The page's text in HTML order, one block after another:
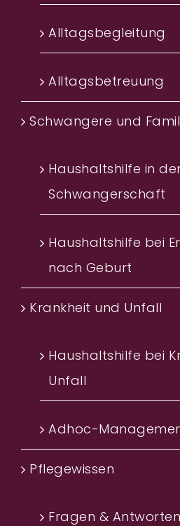
Alltagsbegleitung
Alltagsbetreuung
Schwangere und
Haushaltshilfe in
Schwangerschaft
Haushaltshilfe bei
nach Geburt
Krankheit und Unfall
Haushaltshilfe bei
Unfall
Adhoc-
Pflegewissen
Fragen & Antworten